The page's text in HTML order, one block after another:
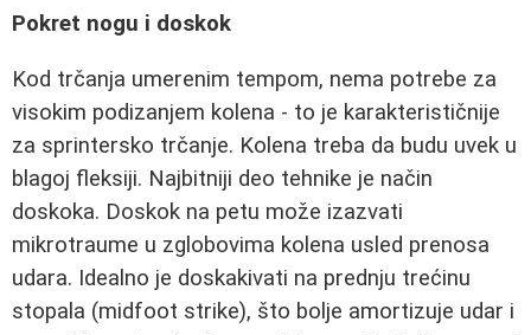
Pokret nogu i doskok
Kod trčanja umerenim tempom, nema potrebe za
visokim podizanjem kolena - to je karakterističnije
za sprintersko trčanje. Kolena treba da budu uvek u
blagoj fleksiji. Najbitniji deo tehnike je način
doskoka. Doskok na petu može izazvati
mikrotraume u zglobovima kolena usled prenosa
udara. Idealno je doskakivati na prednju trećinu
stopala (midfoot strike), što bolje amortizuje udar i